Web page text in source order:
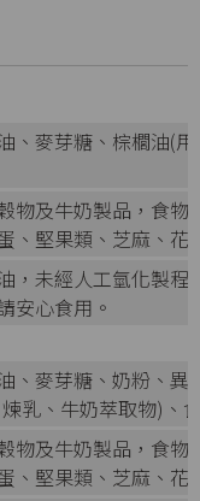
、麥芽糖、棕櫚油(
物及牛奶製品，食物
、堅果類、芝麻、花
，未經人工氫化製
安心食用。
、麥芽糖、奶粉、
乳、牛奶萃取物)、
物及牛奶製品，食物
、堅果類、芝麻、花